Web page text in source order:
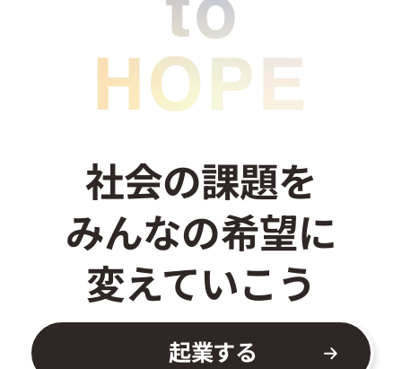
社会の課題を
みんなの希望に
変えていこう
起業する